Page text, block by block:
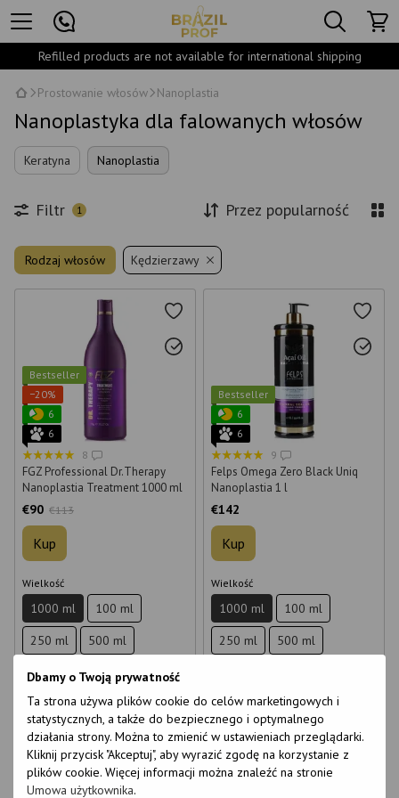
Dbamy o Twoją prywatność
Ta strona używa plików cookie do celów marketingowych i
statystycznych, a także do bezpiecznego i optymalnego
działania strony. Można to zmienić w ustawieniach przeglądarki.
Kliknij przycisk "Akceptuj", aby wyrazić zgodę na korzystanie z
plików cookie. Więcej informacji można znaleźć na stronie
Umowa użytkownika.
Refilled products are not available for international shipping
Prostowanie włosów Nanoplastia
Nanoplastyka dla falowanych włosów
Keratyna Nanoplastia
Filtr 1 Przez popularność
Rodzaj włosów Kędzierzawy
Bestseller
−20%
6
6
8
FGZ Professional Dr.Therapy
Nanoplastia Treatment 1000 ml
€90 €113
Kup
Wielkość
1000 ml
100 ml
250 ml
500 ml
Bestseller
6
6
9
Felps Omega Zero Black Uniq
Nanoplastia 1 l
€142
Kup
Wielkość
1000 ml
100 ml
250 ml
500 ml
Bestseller
6
Bestseller
−5%